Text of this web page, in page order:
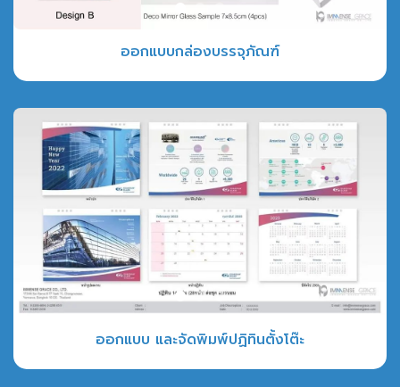
ออกแบบกล่องบรรจุภัณฑ์
ออกแบบ และจัดพิมพ์ปฏิทินตั้งโต๊ะ